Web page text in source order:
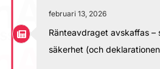
februari 13, 2026
Ränteavdraget avskaffas –
säkerhet (och